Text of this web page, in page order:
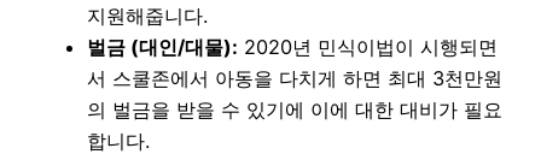
지원해줍니다.
벌금 (대인/대물): 2020년 민식이법이 시행되면
서 스쿨존에서 아동을 다치게 하면 최대 3천만원
의 벌금을 받을 수 있기에 이에 대한 대비가 필요
합니다.